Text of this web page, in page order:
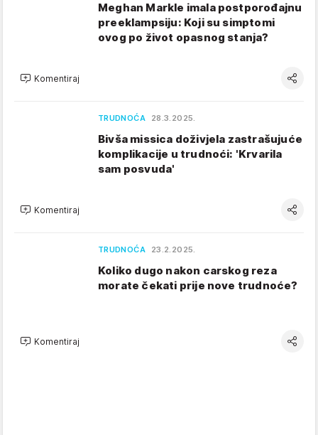
Meghan Markle imala postporođajnu
preeklampsiju: Koji su simptomi
ovog po život opasnog stanja?
Komentiraj
TRUDNOĆA 28.3.2025.
Bivša missica doživjela zastrašujuće
komplikacije u trudnoći: 'Krvarila
sam posvuda'
Komentiraj
TRUDNOĆA 23.2.2025.
Koliko dugo nakon carskog reza
morate čekati prije nove trudnoće?
Komentiraj